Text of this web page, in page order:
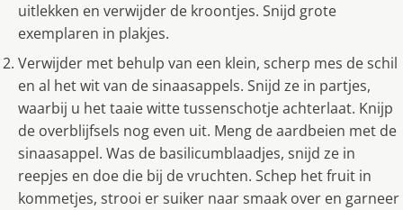
uitlekken en verwijder de kroontjes. Snijd grote
exemplaren in plakjes.
Verwijder met behulp van een klein, scherp mes de schil
en al het wit van de sinaasappels. Snijd ze in partjes,
waarbij u het taaie witte tussenschotje achterlaat. Knijp
de overblijfsels nog even uit. Meng de aardbeien met de
sinaasappel. Was de basilicumblaadjes, snijd ze in
reepjes en doe die bij de vruchten. Schep het fruit in
kommetjes, strooi er suiker naar smaak over en garneer